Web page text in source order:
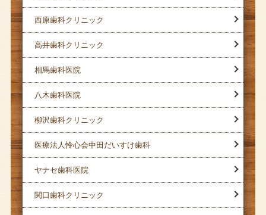
西原歯科クリニック
高井歯科クリニック
相馬歯科医院
八木歯科医院
柳沢歯科クリニック
医療法人怜心会中田だいすけ歯科
ヤナセ歯科医院
関口歯科クリニック